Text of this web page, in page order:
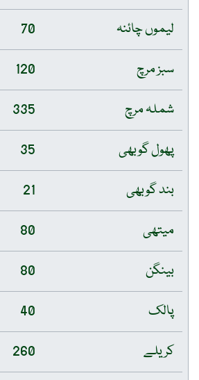
لیموں چائنہ
70
سبز مرچ
120
شملہ مرچ
335
پھول گوبھی
35
بند گوبھی
21
میتھی
80
بینگن
80
پالک
40
کریلے
260